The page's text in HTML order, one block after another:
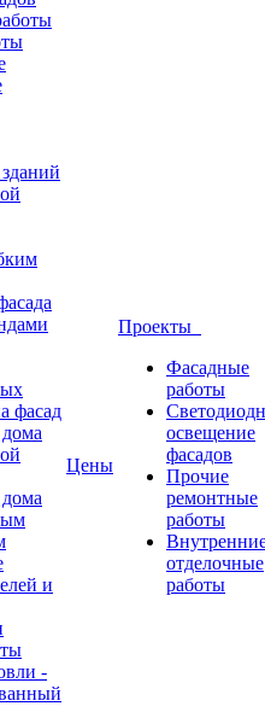
фасад
и
-
Цены
Проекты
Фасадные
работы
освещение
фасадов
Прочие
ремонтные
работы
отделочные
работы